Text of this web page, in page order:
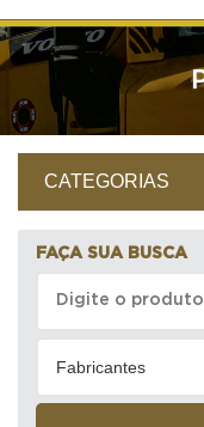
CATEGORIAS
FAÇA SUA BUSCA
Fabricantes